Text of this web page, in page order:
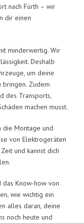
nach Fürth – wir
dir einen
minderwertig. Wir
Deshalb
um deine
bringen. Zudem
des Transports,
machen musst.
die Montage und
von Elektrogeräten
und kannst dich
Know-how von
wie wichtig ein
alles daran, deine
noch heute und